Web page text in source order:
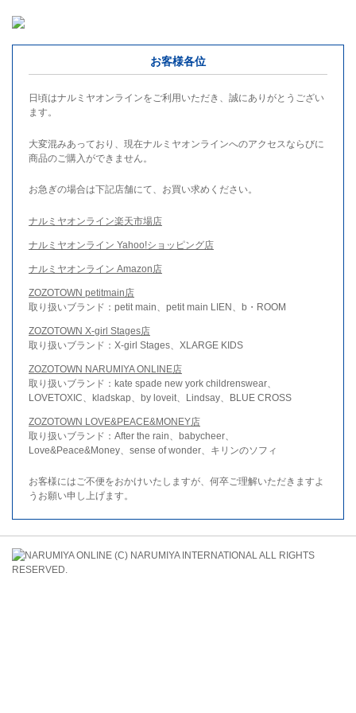
お客様各位
日頃はナルミヤオンラインをご利用いただき、誠にありがとうござい
ます。
大変混みあっており、現在ナルミヤオンラインへのアクセスならびに
商品のご購入ができません。
お急ぎの場合は下記店舗にて、お買い求めください。
ナルミヤオンライン楽天市場店
ナルミヤオンライン Yahoo!ショッピング店
ナルミヤオンライン Amazon店
ZOZOTOWN petitmain店
取り扱いブランド：petit main、petit main LIEN、b・ROOM
ZOZOTOWN X-girl Stages店
取り扱いブランド：X-girl Stages、XLARGE KIDS
ZOZOTOWN NARUMIYA ONLINE店
取り扱いブランド：kate spade new york childrenswear、
LOVETOXIC、kladskap、by loveit、Lindsay、BLUE CROSS
ZOZOTOWN LOVE&PEACE&MONEY店
取り扱いブランド：After the rain、babycheer、
Love&Peace&Money、sense of wonder、キリンのソフィ
お客様にはご不便をおかけいたしますが、何卒ご理解いただきますよ
うお願い申し上げます。